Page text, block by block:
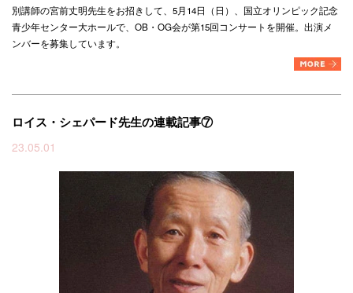
別講師の宮前丈明先生をお招きして、5月14日（日）、国立オリンピック記念
青少年センター大ホールで、OB・OG会が第15回コンサートを開催。出演メ
ンバーを募集しています。
ロイス・シェパード先生の連載記事⑦
23.05.01